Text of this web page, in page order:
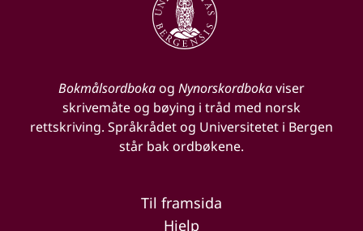
Bokmålsordbokaog Nynorskordbokaviser
skrivemåte og bøying i tråd med norsk
rettskriving. Språkrådet og Universitetet i Bergen
står bak ordbøkene.
Til framsida
Hjelp